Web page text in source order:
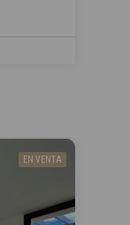
EN VENTA